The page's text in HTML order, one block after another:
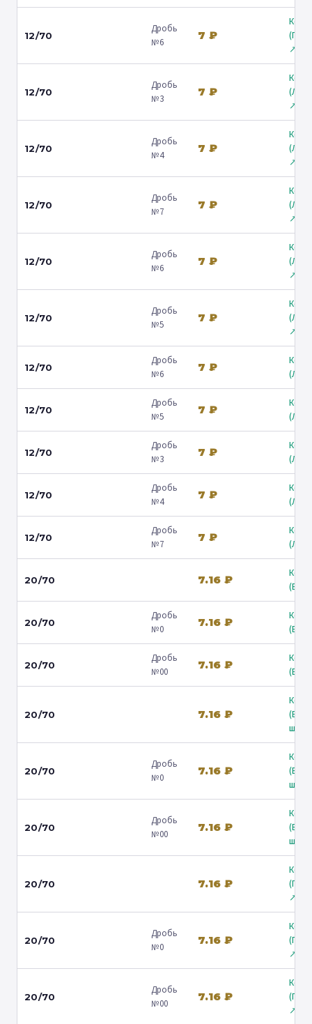
12/70
Дробь
№6
7 ₽
↗
12/70
Дробь
№3
7 ₽
↗
12/70
Дробь
№4
7 ₽
↗
12/70
Дробь
№7
7 ₽
↗
12/70
Дробь
№6
7 ₽
↗
12/70
Дробь
№5
7 ₽
↗
12/70
Дробь
№6
7 ₽
12/70
Дробь
№5
7 ₽
12/70
Дробь
№3
7 ₽
12/70
Дробь
№4
7 ₽
12/70
Дробь
№7
7 ₽
20/70 7.16 ₽
20/70
Дробь
№0
7.16 ₽
20/70
Дробь
№00
7.16 ₽
20/70 7.16 ₽
ш.) ↗
20/70
Дробь
№0
7.16 ₽
ш.) ↗
20/70
Дробь
№00
7.16 ₽
ш.) ↗
20/70 7.16 ₽
↗
20/70
Дробь
№0
7.16 ₽
↗
20/70
Дробь
№00
7.16 ₽
↗